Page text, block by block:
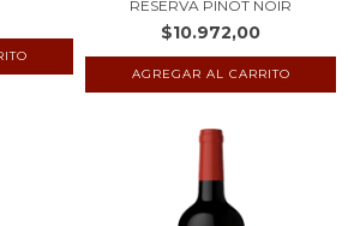
RESERVA PINOT NOIR
$10.972,00